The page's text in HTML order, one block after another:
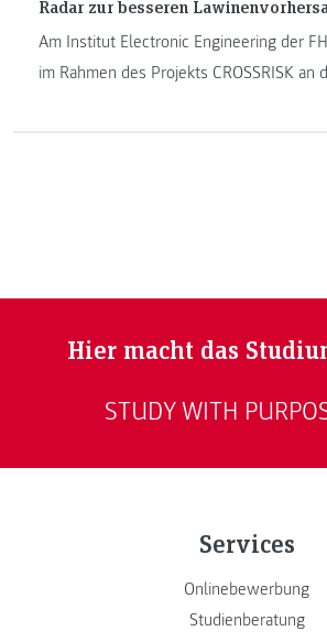
Radar zur besseren
Am Institut Electronic Engineering der
im Rahmen des Projekts CROSSRISK an
Hier macht das
STUDY WITH
Services
Onlinebewerbung
Studienberatung